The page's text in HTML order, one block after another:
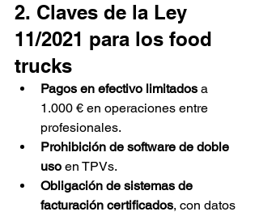
2. Claves de la Ley
11/2021 para los food
trucks
Pagos en efectivo limitados a
1.000 € en operaciones entre
profesionales.
Prohibición de software de doble
uso en TPVs.
Obligación de sistemas de
facturación certificados, con datos